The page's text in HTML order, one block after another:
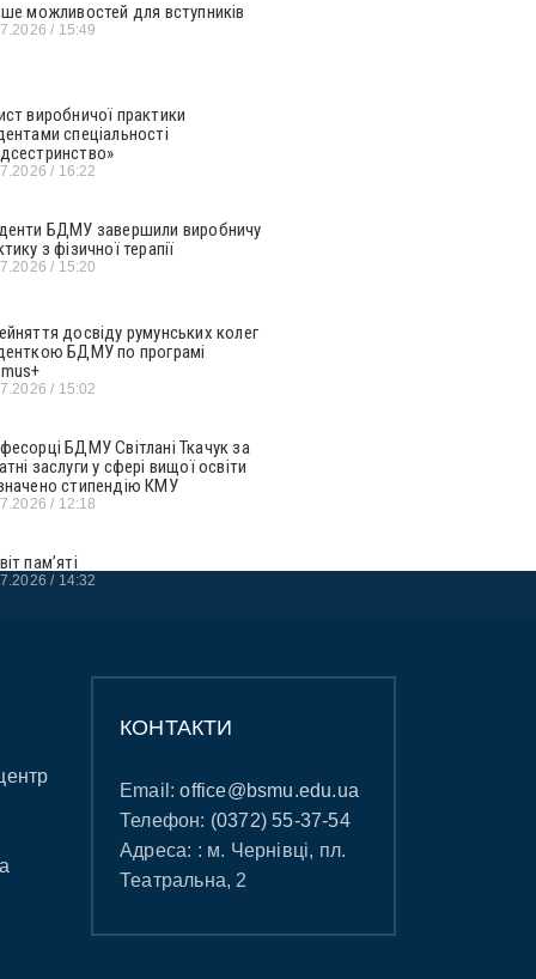
можливостей для вступників
15:49
виробничої практики
спеціальності
16:22
БДМУ завершили виробничу
з фізичної терапії
15:20
досвіду румунських колег
БДМУ по програмі
15:02
БДМУ Світлані Ткачук за
заслуги у сфері вищої освіти
стипендію КМУ
12:18
пам’яті
14:32
КОНТАКТИ
Email:office@bsmu.edu.ua
Телефон: (0372) 55-37-54
Адреса: : м. Чернівці, пл.
Театральна, 2